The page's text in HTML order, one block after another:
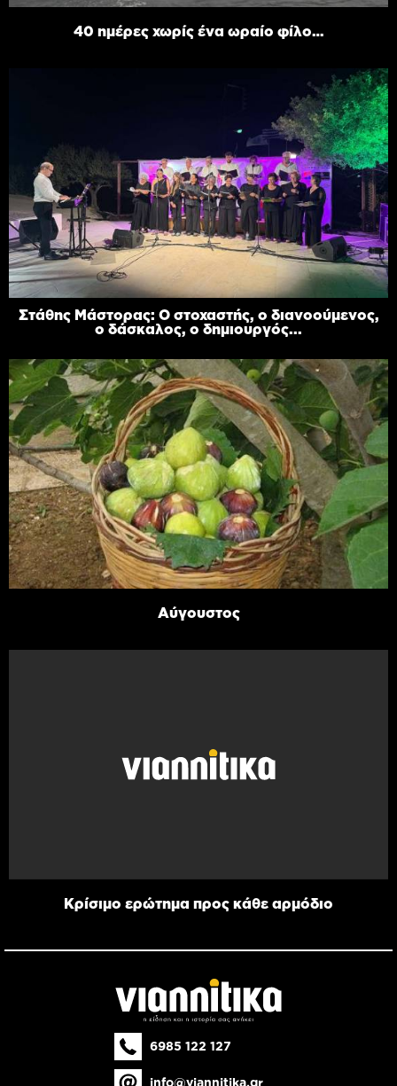
40 ημέρες χωρίς ένα ωραίο φίλο…
Στάθης Μάστορας: Ο στοχαστής, ο διανοούμενος,
ο δάσκαλος, ο δημιουργός...
Αύγουστος
Κρίσιμο ερώτημα προς κάθε αρμόδιο
6985 122 127
info@viannitika.gr